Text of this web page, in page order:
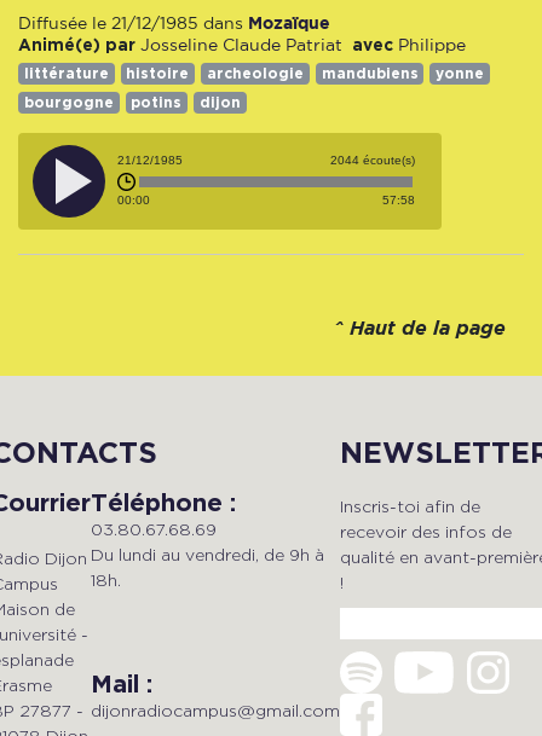
Diffusée le 21/12/1985 dans Mozaïque
Animé(e) par Josseline Claude Patriat avec Philippe
littérature histoire archeologie mandubiens
yonne
bourgogne
potins dijon
21/12/1985 2044 écoute(s)
00:00 57:58
^ Haut de la page
Dijon
de
-
27877 -
Téléphone :
03.80.67.68.69
Du lundi au vendredi, de 9h à
18h.
Mail :
dijonradiocampus@gmail.com
Inscris-toi afin de
recevoir des infos de
qualité en avant-
!